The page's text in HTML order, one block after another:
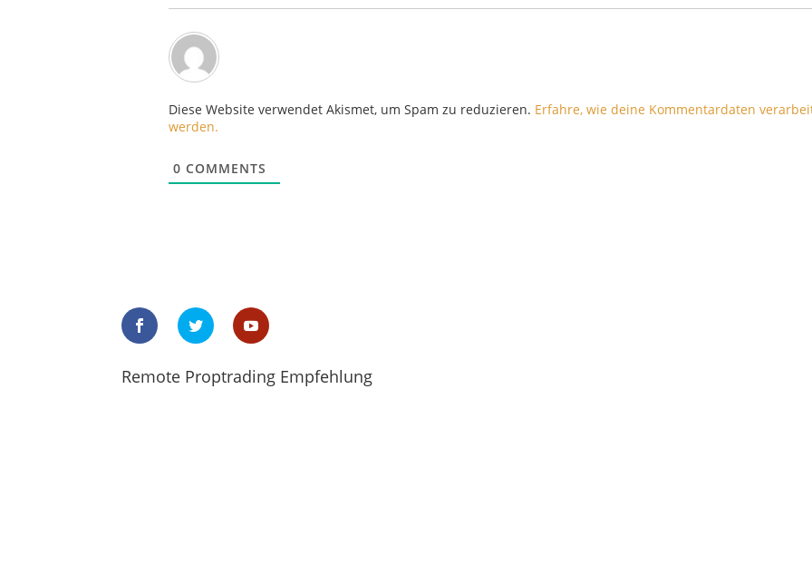
Diese Website verwendet Akismet, um Spam zu reduzieren. Erfahre, wie deine Kommentardaten
werden.
0 COMMENTS
Remote Proptrading Empfehlung